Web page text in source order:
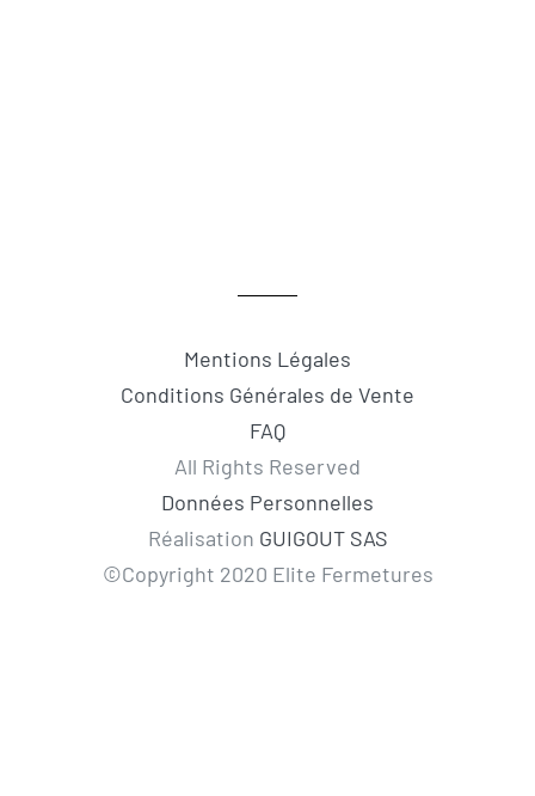
Mentions Légales
Conditions Générales de Vente
FAQ
All Rights Reserved
Données Personnelles
Réalisation GUIGOUT SAS
©Copyright 2020 Elite Fermetures